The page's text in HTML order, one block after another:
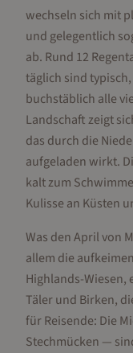
wechseln sich mit
und gelegentlich
ab. Rund 12
täglich sind
buchstäblich alle
Landschaft zeigt
das durch die
aufgeladen wirkt.
kalt zum
Kulisse an Küsten
Was den April von
allem die
Highlands-Wiesen,
Täler und Birken,
für Reisende: Die
Stechmücken —